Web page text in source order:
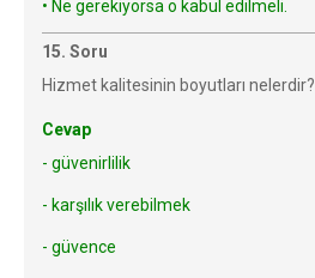
• Ne gerekiyorsa o kabul edilmeli.
15. Soru
Hizmet kalitesinin boyutları nelerdir?
Cevap
- güvenirlilik
- karşılık verebilmek
- güvence